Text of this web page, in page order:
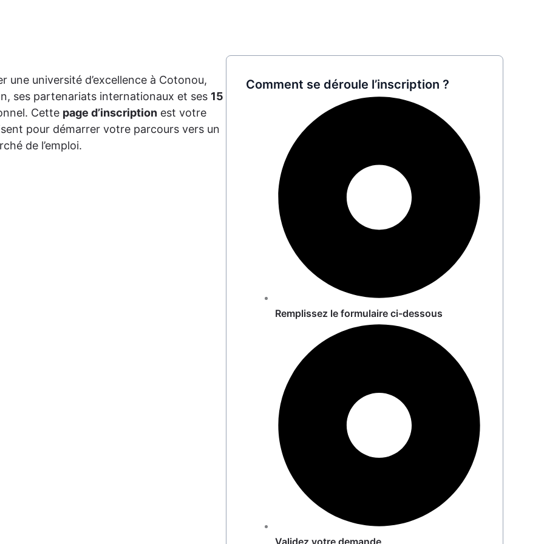
une université d’excellence à Cotonou,
ses partenariats internationaux et ses 15
Cette page d’inscription est votre
pour démarrer votre parcours vers un
de l’emploi.
Comment se déroule l’inscription ?
Remplissez le formulaire ci-dessous
Validez votre demande